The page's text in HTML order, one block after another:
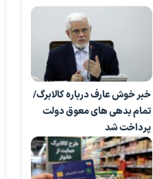
خبر خوش عارف درباره کالابرگ/
تمام بدهی های معوق دولت
پرداخت شد